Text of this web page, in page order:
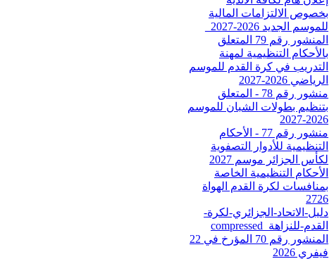
بخصوص الالتزامات المالية
للموسم الجديد 2026-2027_
المنشور رقم 79 المتعلق
بالأحكام التنظيمية لمهنة
التدريب في كرة القدم للموسم
الرياضي 2026-2027
منشور رقم 78 - المتعلق
بتنظيم بطولات الشبان للموسم
2026-2027
منشور رقم 77 - الأحكام
التنظيمية للأدوار التصفوية
لكأس الجزائر موسم 2027
الأحكام التنظيمية الخاصة
بمنافسات لكرة القدم الهواة
2726
دليل-الاتحاد-الجزائري-لكرة-
القدم-للنزاهة_compressed
المنشور رقم 70 المؤرخ في 22
فيفري 2026